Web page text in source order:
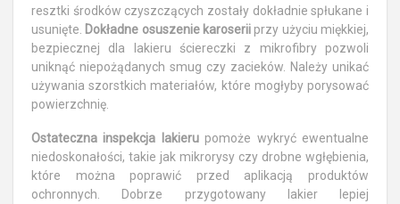
resztki środków czyszczących zostały dokładnie spłukane i
usunięte. Dokładne osuszenie karoserii przy użyciu miękkiej,
bezpiecznej dla lakieru ściereczki z mikrofibry pozwoli
uniknąć niepożądanych smug czy zacieków. Należy unikać
używania szorstkich materiałów, które mogłyby porysować
powierzchnię.
Ostateczna inspekcja lakierupomoże wykryć ewentualne
niedoskonałości, takie jak mikrorysy czy drobne wgłębienia,
które można poprawić przed aplikacją produktów
ochronnych. Dobrze przygotowany lakier lepiej